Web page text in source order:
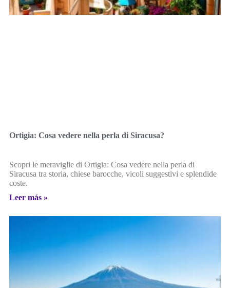
Ortigia: Cosa vedere nella perla di Siracusa?
Scopri le meraviglie di Ortigia: Cosa vedere nella perla di
Siracusa tra storia, chiese barocche, vicoli suggestivi e splendide
coste.
Leer más »